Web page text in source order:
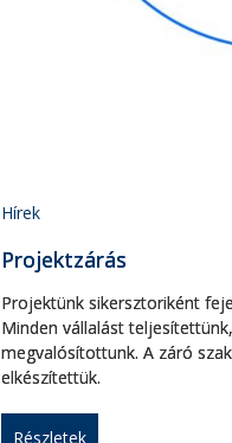
Hírek
Projektzárás
Projektünk sikersztoriként
Minden vállalást
megvalósítottunk. A záró
elkészítettük.
Részletek